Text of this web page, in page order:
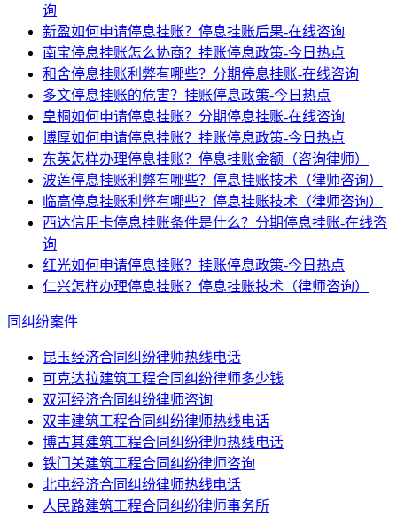
询
新盈如何申请停息挂账？停息挂账后果-在线咨询
南宝停息挂账怎么协商？挂账停息政策-今日热点
和舍停息挂账利弊有哪些？分期停息挂账-在线咨询
多文停息挂账的危害？挂账停息政策-今日热点
皇桐如何申请停息挂账？分期停息挂账-在线咨询
博厚如何申请停息挂账？挂账停息政策-今日热点
东英怎样办理停息挂账？停息挂账金额（咨询律师）
波莲停息挂账利弊有哪些？停息挂账技术（律师咨询）
临高停息挂账利弊有哪些？停息挂账技术（律师咨询）
西达信用卡停息挂账条件是什么？分期停息挂账-在线咨
询
红光如何申请停息挂账？挂账停息政策-今日热点
仁兴怎样办理停息挂账？停息挂账技术（律师咨询）
同纠纷案件
昆玉经济合同纠纷律师热线电话
可克达拉建筑工程合同纠纷律师多少钱
双河经济合同纠纷律师咨询
双丰建筑工程合同纠纷律师热线电话
博古其建筑工程合同纠纷律师热线电话
铁门关建筑工程合同纠纷律师咨询
北屯经济合同纠纷律师热线电话
人民路建筑工程合同纠纷律师事务所